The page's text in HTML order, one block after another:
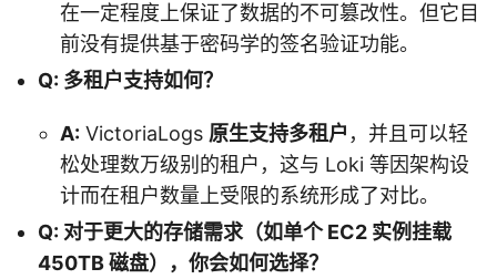
在一定程度上保证了数据的不可篡改性。但它目
前没有提供基于密码学的签名验证功能。
Q: 多租户支持如何？
A: VictoriaLogs 原生支持多租户 ，并且可以轻
松处理数万级别的租户，这与 Loki 等因架构设
计而在租户数量上受限的系统形成了对比。
Q: 对于更大的存储需求（如单个 EC2 实例挂载
450TB 磁盘），你会如何选择？